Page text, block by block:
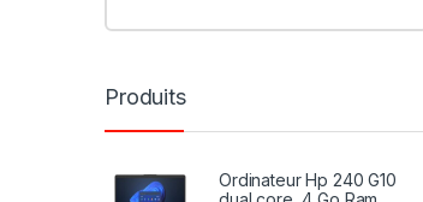
Produits
Ordinateur Hp 240 G10